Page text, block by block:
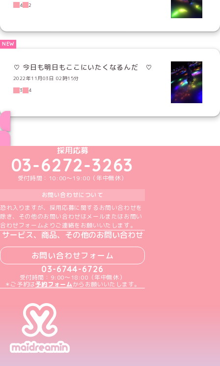
4
2
♡ 今日も明日もここにいたくなるんだ ♡
2022年11月03日 02時15分
3
4
めいどりーみんTikTok公式アカウント
めいどりーみんX公式アカウント
めいどりーみんInstagram公式アカウント
めいどりーみんFacebook公式アカウン
めいどりーみんYouTube公式アカ
採用応募
03-6272-3263
受付時間：10:00～19:00（年中無休）
お問い合わせについて
恐れ入りますが、採用応募に関するお問い合わせを
除き、その他のお問い合わせはメールまたはお問い
合わせフォームよりご連絡をお願いいたします。
サービス、商品、その他のお問い合わせ
お問い合わせフォーム
03-6744-6726
受付時間：9:00～18:00（年中無休）
＊ご予約は予約フォームからお願いいたします。